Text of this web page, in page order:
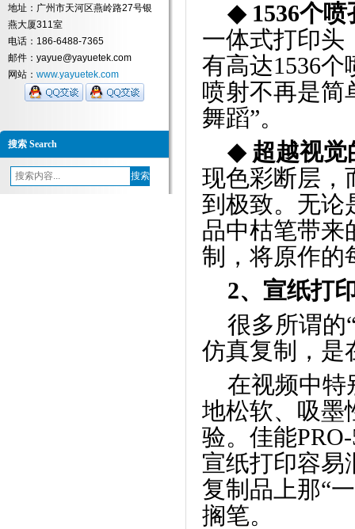
地址：广州市天河区燕岭路27号银
燕大厦311室
电话：186-6488-7365
邮件：yayue@yayuetek.com
网站： www.yayuetek.com
搜索 Search
◆1536个喷
一体式打印头
有高达1536个
喷射不再是简
舞蹈”。
◆超越视觉
现色彩断层，
到极致。无论
品中枯笔带来
制，将原作的
2、 宣纸打
很多所谓的
仿真复制，是
在视频中特
地松软、吸墨
验。佳能
宣纸打印容易
复制品上那“
搁笔。